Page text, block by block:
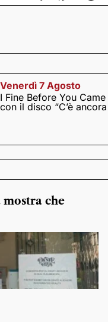
Venerdì 7 Agosto
I Fine Before You
con il disco “C’è
che